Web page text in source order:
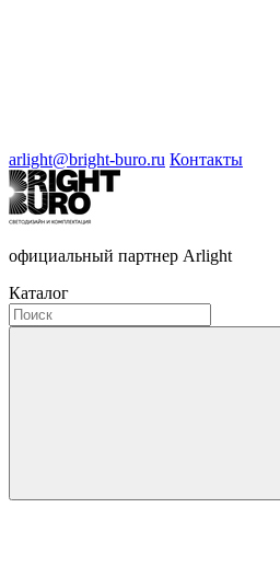
arlight@bright-buro.ru Контакты
официальный партнер Arlight
Каталог